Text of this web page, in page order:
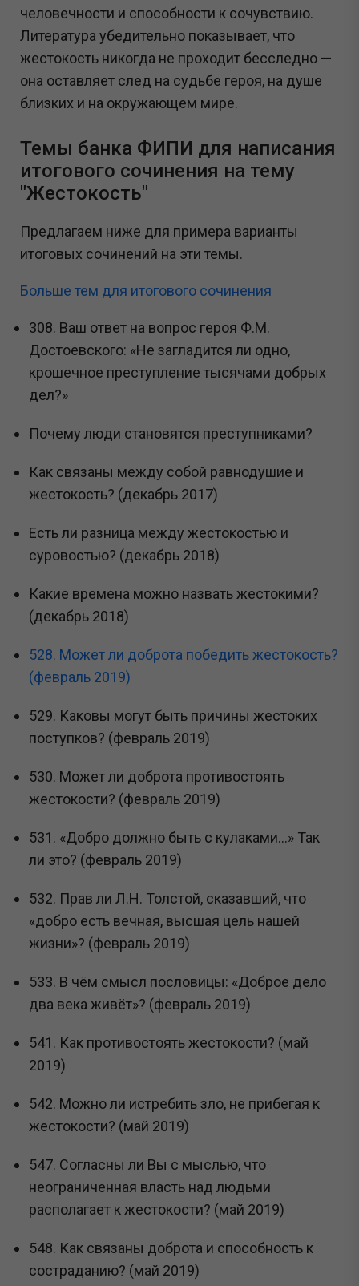
человечности и способности к сочувствию.
Литература убедительно показывает, что
жестокость никогда не проходит бесследно —
она оставляет след на судьбе героя, на душе
близких и на окружающем мире.
Темы банка ФИПИ для написания
итогового сочинения на тему
"Жестокость"
Предлагаем ниже для примера варианты
итоговых сочинений на эти темы.
Больше тем для итогового сочинения
308. Ваш ответ на вопрос героя Ф.М.
Достоевского: «Не загладится ли одно,
крошечное преступление тысячами добрых
дел?»
Почему люди становятся преступниками?
Как связаны между собой равнодушие и
жестокость? (декабрь 2017)
Есть ли разница между жестокостью и
суровостью? (декабрь 2018)
Какие времена можно назвать жестокими?
(декабрь 2018)
528. Может ли доброта победить жестокость?
(февраль 2019)
529. Каковы могут быть причины жестоких
поступков? (февраль 2019)
530. Может ли доброта противостоять
жестокости? (февраль 2019)
531. «Добро должно быть с кулаками...» Так
ли это? (февраль 2019)
532. Прав ли Л.Н. Толстой, сказавший, что
«добро есть вечная, высшая цель нашей
жизни»? (февраль 2019)
533. В чём смысл пословицы: «Доброе дело
два века живёт»? (февраль 2019)
541. Как противостоять жестокости? (май
2019)
542. Можно ли истребить зло, не прибегая к
жестокости? (май 2019)
547. Согласны ли Вы с мыслью, что
неограниченная власть над людьми
располагает к жестокости? (май 2019)
548. Как связаны доброта и способность к
состраданию? (май 2019)